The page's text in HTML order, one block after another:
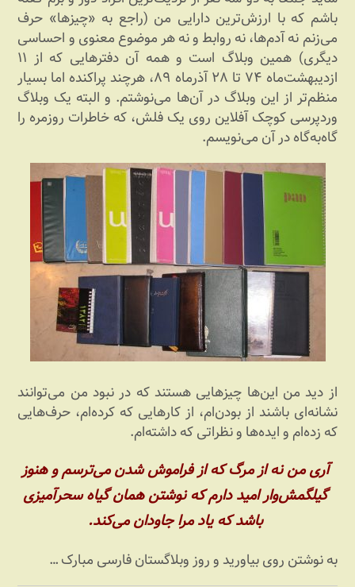
باشم که با ارزش‌ترین دارایی من (راجع به «چیزها» حرف
می‌زنم نه آدم‌ها، نه روابط و نه هر موضوع معنوی و احساسی
دیگری) همین وبلاگ است و همه آن دفترهایی که از ۱۱
ازدیبهشت‌ماه ۷۴ تا ۲۸ آذرماه ۸۹، هرچند پراکنده اما بسیار
منظم‌تر از این وبلاگ در آن‌ها می‌نوشتم. و البته یک وبلاگ
وردپرسی کوچک آفلاین روی یک فلش، که خاطرات روزمره را
گاه‌به‌گاه در آن می‌نویسم.
از دید من این‌ها چیزهایی هستند که در نبود من می‌توانند
نشانه‌ای باشند از بودن‌ام، از کارهایی که کرده‌ام، حرف‌هایی
که زده‌ام و ایده‌ها و نظراتی که داشته‌ام.
آری من نه از مرگ که از فراموش شدن می‌ترسم و هنوز
گیلگمش‌وار امید دارم که نوشتن همان گیاه سحرآمیزی
باشد که یاد مرا جاودان می‌کند.
به نوشتن روی بیاورید و روز وبلاگستان فارسی مبارک …